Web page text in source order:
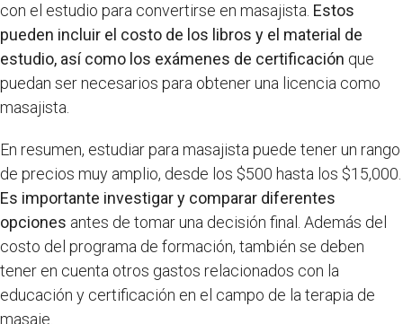
con el estudio para convertirse en masajista. Estos
pueden incluir el costo de los libros y el material de
estudio, así como los exámenes de certificación que
puedan ser necesarios para obtener una licencia como
masajista.
En resumen, estudiar para masajista puede tener un rango
de precios muy amplio, desde los $500 hasta los $15,000.
Es importante investigar y comparar diferentes
opciones antes de tomar una decisión final. Además del
costo del programa de formación, también se deben
tener en cuenta otros gastos relacionados con la
educación y certificación en el campo de la terapia de
masaje.